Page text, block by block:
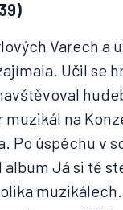
Varech a
Učil se
muzikál na
Po úspěchu v
album Já si tě